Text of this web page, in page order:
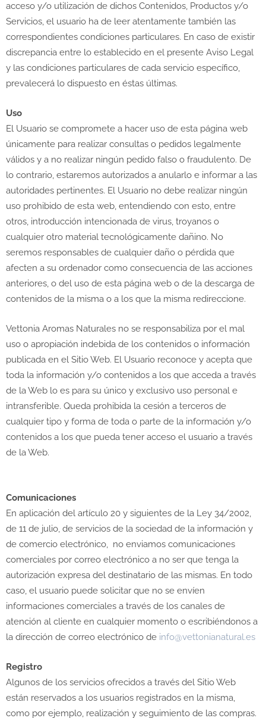
acceso y/o utilización de dichos Contenidos, Productos y/o
Servicios, el usuario ha de leer atentamente también las
correspondientes condiciones particulares. En caso de existir
discrepancia entre lo establecido en el presente Aviso Legal
y las condiciones particulares de cada servicio específico,
prevalecerá lo dispuesto en éstas últimas.
Uso
El Usuario se compromete a hacer uso de esta página web
únicamente para realizar consultas o pedidos legalmente
válidos y a no realizar ningún pedido falso o fraudulento. De
lo contrario, estaremos autorizados a anularlo e informar a las
autoridades pertinentes. El Usuario no debe realizar ningún
uso prohibido de esta web, entendiendo con esto, entre
otros, introducción intencionada de virus, troyanos o
cualquier otro material tecnológicamente dañino. No
seremos responsables de cualquier daño o pérdida que
afecten a su ordenador como consecuencia de las acciones
anteriores, o del uso de esta página web o de la descarga de
contenidos de la misma o a los que la misma redireccione.
Vettonia Aromas Naturales no se responsabiliza por el mal
uso o apropiación indebida de los contenidos o información
publicada en el Sitio Web. El Usuario reconoce y acepta que
toda la información y/o contenidos a los que acceda a través
de la Web lo es para su único y exclusivo uso personal e
intransferible. Queda prohibida la cesión a terceros de
cualquier tipo y forma de toda o parte de la información y/o
contenidos a los que pueda tener acceso el usuario a través
de la Web.
Comunicaciones
En aplicación del artículo 20 y siguientes de la Ley 34/2002,
de 11 de julio, de servicios de la sociedad de la información y
de comercio electrónico, no enviamos comunicaciones
comerciales por correo electrónico a no ser que tenga la
autorización expresa del destinatario de las mismas. En todo
caso, el usuario puede solicitar que no se envíen
informaciones comerciales a través de los canales de
atención al cliente en cualquier momento o escribiéndonos a
la dirección de correo electrónico de info@vettonianatural.es
Registro
Algunos de los servicios ofrecidos a través del Sitio Web
están reservados a los usuarios registrados en la misma,
como por ejemplo, realización y seguimiento de las compras.